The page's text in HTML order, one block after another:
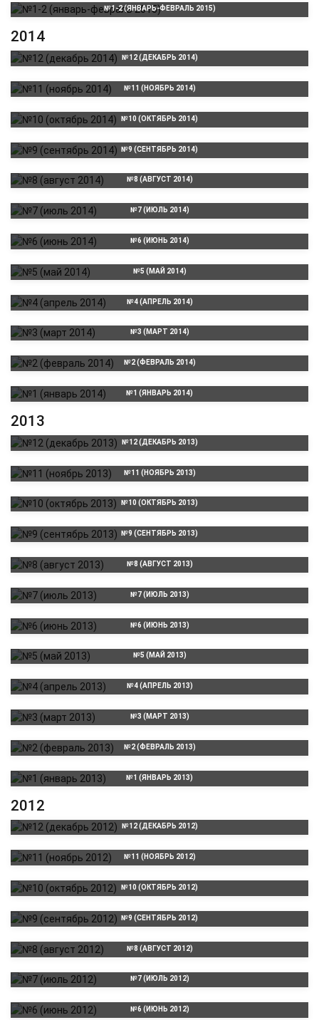
№1-2 (ЯНВАРЬ-ФЕВРАЛЬ 2015)
2014
№12 (ДЕКАБРЬ 2014)
№11 (НОЯБРЬ 2014)
№10 (ОКТЯБРЬ 2014)
№9 (СЕНТЯБРЬ 2014)
№8 (АВГУСТ 2014)
№7 (ИЮЛЬ 2014)
№6 (ИЮНЬ 2014)
№5 (МАЙ 2014)
№4 (АПРЕЛЬ 2014)
№3 (МАРТ 2014)
№2 (ФЕВРАЛЬ 2014)
№1 (ЯНВАРЬ 2014)
2013
№12 (ДЕКАБРЬ 2013)
№11 (НОЯБРЬ 2013)
№10 (ОКТЯБРЬ 2013)
№9 (СЕНТЯБРЬ 2013)
№8 (АВГУСТ 2013)
№7 (ИЮЛЬ 2013)
№6 (ИЮНЬ 2013)
№5 (МАЙ 2013)
№4 (АПРЕЛЬ 2013)
№3 (МАРТ 2013)
№2 (ФЕВРАЛЬ 2013)
№1 (ЯНВАРЬ 2013)
2012
№12 (ДЕКАБРЬ 2012)
№11 (НОЯБРЬ 2012)
№10 (ОКТЯБРЬ 2012)
№9 (СЕНТЯБРЬ 2012)
№8 (АВГУСТ 2012)
№7 (ИЮЛЬ 2012)
№6 (ИЮНЬ 2012)